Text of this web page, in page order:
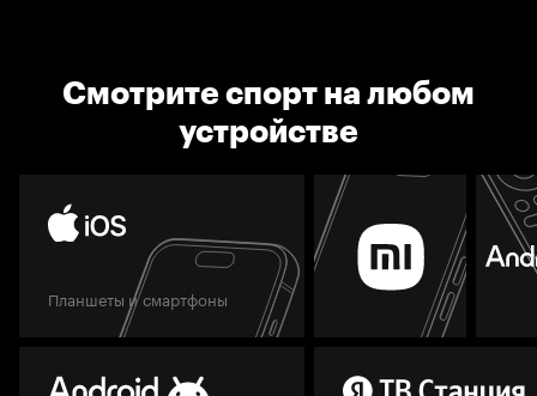
Смотрите спорт на любом
устройстве
Планшеты и смартфоны